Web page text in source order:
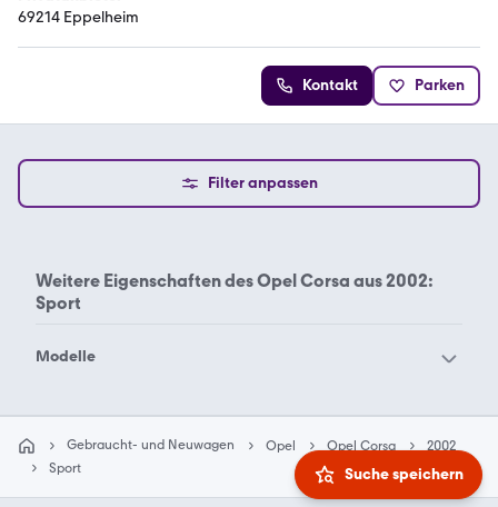
69214 Eppelheim
Kontakt Parken
Filter anpassen
Suche speichern
Weitere Eigenschaften desOpel Corsa aus 2002:
Sport
Modelle
Opel Antara
Opel Ascona
Gebraucht- und Neuwagen Opel Opel Corsa
2002
Sport